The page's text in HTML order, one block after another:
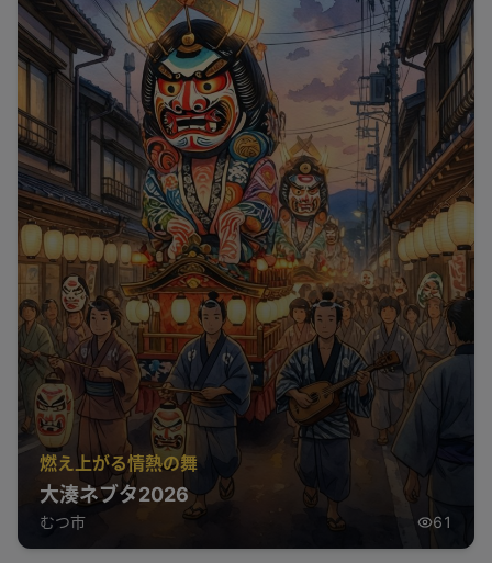
燃え上がる情熱の舞
大湊ネブタ2026
むつ市 61